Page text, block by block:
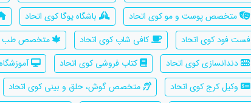
متخصص پوست و مو کوی اتحاد
باشگاه یوگا کوی اتحاد
فست فود کوی اتحاد
کافی شاپ کوی اتحاد
متخصص طب
دندانسازی کوی اتحاد
کتاب فروشی کوی اتحاد
وکیل کرج کوی اتحاد
متخصص گوش، حلق و بینی کوی اتحاد